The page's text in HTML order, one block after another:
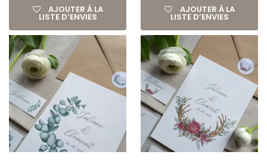
AJOUTER À LA
LISTE D’ENVIES
AJOUTER À LA
LISTE D’ENVIES